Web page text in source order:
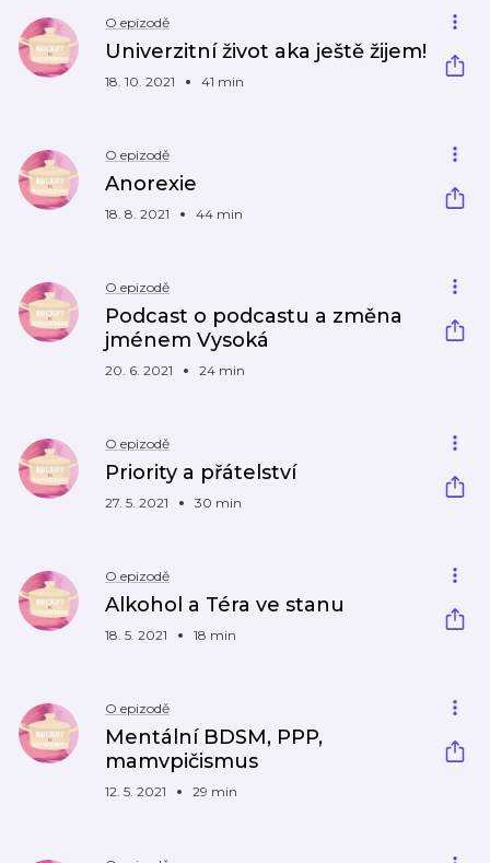
O epizodě
Univerzitní život aka ještě žijem!
18. 10. 2021 41 min
O epizodě
Anorexie
18. 8. 2021 44 min
O epizodě
Podcast o podcastu a změna
jménem Vysoká
20. 6. 2021 24 min
O epizodě
Priority a přátelství
27. 5. 2021 30 min
O epizodě
Alkohol a Téra ve stanu
18. 5. 2021 18 min
O epizodě
Mentální BDSM, PPP,
mamvpičismus
12. 5. 2021 29 min